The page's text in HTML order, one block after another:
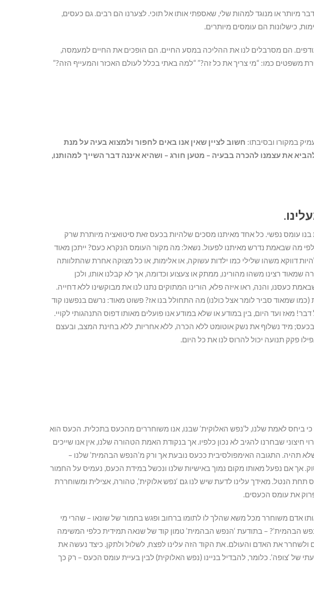
דבר מיותר או מנוגד למהות שלי, שאספתי אותו אל תוכי. לצערנו הם רבים. גם כעסים,
כישלונות הם עומסים מיותרים.
הם מסרבלים לנו את ההליכה במסע החיים. הם הופכים את החיים למעמסה,
משפטים כמו: “מי צריך את כל זה?” “למה באתי בכלל לעולם האכזר והמעייף הזה?”
במקורו ובסיבתו: חשוב לציין שאין אנו באים לחפור ולמצוא בעיה על מנת
את עצמנו להכרה בבעיה – מטען חורג – ושהיא איננה דבר השייך למהותנו,
.
עומס נפשי. כל אחד מאיתנו מסכים שלהיות בכעס זאת סיטואציה מיותרת שרק
כלפי מה שבאמת נדרש מאיתנו לפעול. נשאל: מה מקור העומס הנקרא כעס? ייתכן מאוד
דווקא משהו שלילי כמו ילדות עשוקה, או אלימות, או כל מצוקה אחרת שהתלוותה
שמאוד רצינו משהו מהורינו, ממתק או צעצוע וכדומה, אך לא קבלנו אותו, ולכן
כעסנו, והנה, ראו איזה פלא, הורינו המתוקים נתנו לנו את מבוקשינו ללא דחייה.
שמאוד סביר לומר אצל כולנו) מה התחולל בנו אז? פשוט מאוד: נרשם בנפשנו קוד
מאז ועד היום, בין במודע או שלא במודע אנו פועלים מאותו דפוס התנהגותי לקויי.
בכעס; מיד נשלוף את נשק אוטומט ללא הכרה, ללא אחריות, ללא בחינת המצב, ובעצם
פקק תנועה יכול להרוס לנו את כל היום.
ביחס לאמת שלנו, ל’נפש האלוקית’ שבנו, אנו משוחררים מהכעס בתכלית. הכעס הוא
חיצוני שבחרנו להגיב לא נכון כלפיו. אך בנקודת האמת הטהורה שלנו, אין אנו שייכים
תהיה. התגובה האימפולסיבית ככעס נובעת אך ורק מ’הנפש הבהמית’ שלנו –
אך אם נפעל מאותו מקום נמוך באישיות שלנו ונכשל במידת הכעס, נעמיס על החמור
תחת הנטל. מאידך עלינו לדעת שיש לנו גם ‘נפש אלוקית’, טהורה, אצילית ומשוחררת
את עומס הכעסים.
אדם משוחרר מכל משא שהלך לו לתומו ברחוב ופגש בחמור של שונאו – שהרי מי
הבהמית’? – בתודעת ‘הנפש הבהמית’ טמון קוד של שנאה תמידית כלפי המשימה
ולשחרר את האדם והעולם. את הקוד הזה עלינו לפצח, לשלול ולתקן. כיצד נעשה את
של ‘צופה’. כלומר, להבדיל בניינו (נפש האלוקית) לבין בעיית עומס הכעס – רק כך